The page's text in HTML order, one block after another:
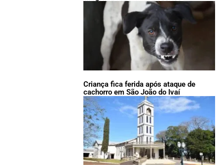
Criança fica ferida após ataque de
cachorro em São João do Ivaí